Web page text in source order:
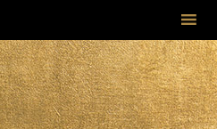
to